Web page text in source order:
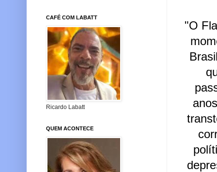
"O
CAFÉ COM LABATT
Ricardo Labatt
QUEM ACONTECE